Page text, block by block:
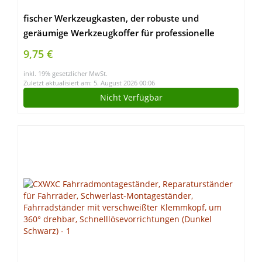
fischer Werkzeugkasten, der robuste und
geräumige Werkzeugkoffer für professionelle
Handwerker und passionierte Heimwerker,
optimal geeignet zum Verstauen, Aufbewahren &
Transportieren von Werkzeug
9,75 €
inkl. 19% gesetzlicher MwSt.
Zuletzt aktualisiert am: 5. August 2026 00:06
Nicht Verfügbar